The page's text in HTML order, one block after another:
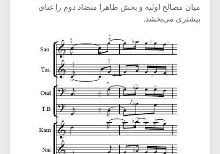
میان مصالح اولیه و بخش ظاهرا متضاد دوم را غنای
بیشتری می‌بخشد.